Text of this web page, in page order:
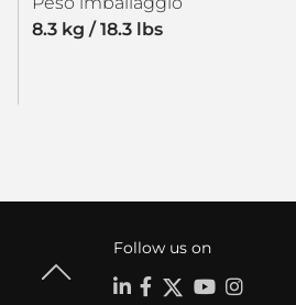
8.3 kg / 18.3 lbs
Follow us on